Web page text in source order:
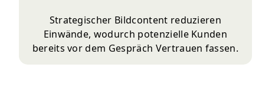
Strategischer Bildcontent reduzieren
Einwände, wodurch potenzielle Kunden
bereits vor dem Gespräch Vertrauen fassen.